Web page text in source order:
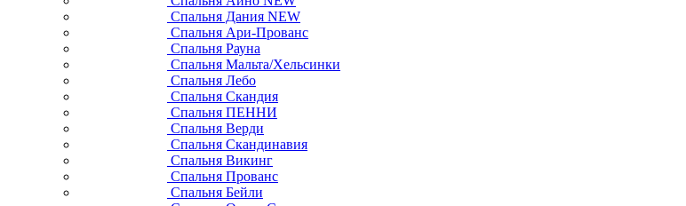
Спальня Дания NEW
Спальня Ари-Прованс
Спальня Рауна
Спальня Мальта/Хельсинки
Спальня Лебо
Спальня Скандия
Спальня ПЕННИ
Спальня Верди
Спальня Скандинавия
Спальня Викинг
Спальня Прованс
Спальня Бейли